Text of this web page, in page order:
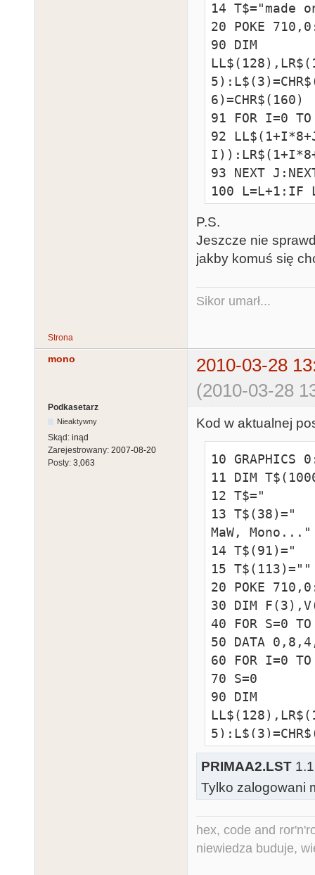
14
20 POKE
90 DIM
6)=CHR$(160)
91 FOR I=0
92
93 NEXT
100 L=L+1:IF
170 P(S)=38-
185 IF S<2
LL$(V,V+7);
LR$(V,V+7);
206 IF S>=2
V=8+V(S)*8-
P.S.
Jeszcze nie
jakby komuś się
Sikor umarł...
Strona
mono
2010-03-28
(2010-03-28
Podkasetarz
Nieaktywny
Skąd: inąd
Zarejestrowany: 2007-08-20
Posty: 3,063
Kod w aktualnej
10 GRAPHICS
11 DIM
12 T$="
13 T$(38)="
MaW, Mono..."
14 T$(91)="
15 T$(113)=""
20 POKE
30 DIM
40 FOR S=0
50 DATA
60 FOR I=0
70 S=0
90 DIM
6)=CHR$(160)
91 FOR I=0
92
93 NEXT
100 L=L+1:IF
PRIMAA2.LST
Tylko zalogowani
hex, code and
niewiedza buduje,